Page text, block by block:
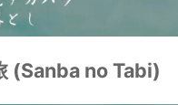
(Sanba no Tabi)